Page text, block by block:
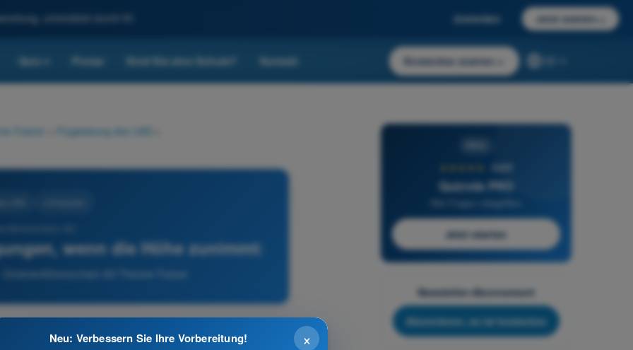
unterstützt durch KI. Anmelden Jetzt starten
Quiz Preise Sind Sie eine Schule? Kontakt Kostenlos starten
Trainer Flugleistung des UAS
wenn die Höhe zunimmt:
A2 Theorie-Trainer
4,6/5
Quizvds PRO
Alle Fragen inbegriffen
Jetzt starten
Newsletter-Abonnement
Abonnieren, es ist kostenlos
×
Neu: Verbessern Sie Ihre Vorbereitung!